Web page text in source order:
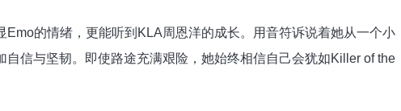
的情绪，更能听到KLA周恩洋的成长。用音符诉说着她从一个小
信与坚韧。即使路途充满艰险，她始终相信自己会犹如Killer of the